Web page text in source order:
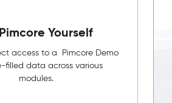
Yourself
access to a Pimcore Demo
filled data across various
modules.